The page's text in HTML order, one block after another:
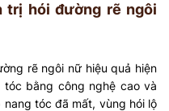
trị hói đường rẽ ngôi
rẽ ngôi nữ hiệu quả hiện
tóc bằng công nghệ cao và
tóc đã mất, vùng hói lộ